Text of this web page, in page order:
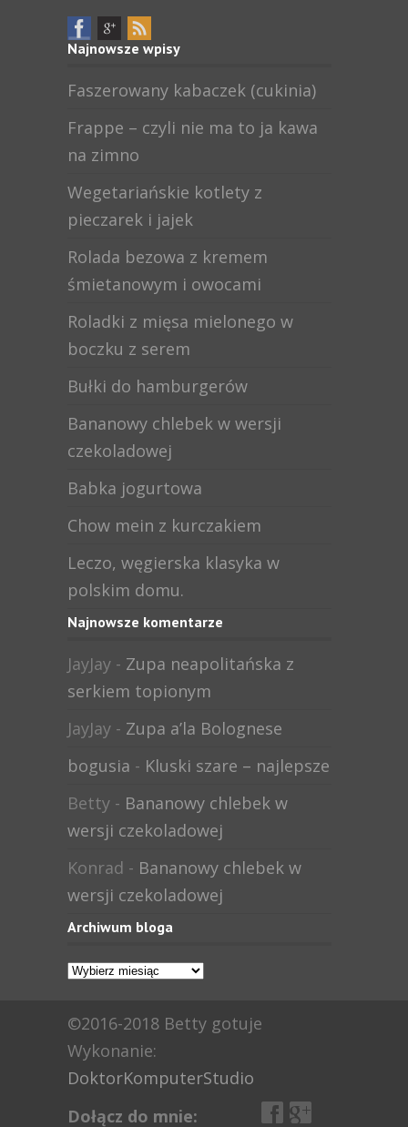
Najnowsze wpisy
Faszerowany kabaczek (cukinia)
Frappe – czyli nie ma to ja kawa
na zimno
Wegetariańskie kotlety z
pieczarek i jajek
Rolada bezowa z kremem
śmietanowym i owocami
Roladki z mięsa mielonego w
boczku z serem
Bułki do hamburgerów
Bananowy chlebek w wersji
czekoladowej
Babka jogurtowa
Chow mein z kurczakiem
Leczo, węgierska klasyka w
polskim domu.
Najnowsze komentarze
JayJay - Zupa neapolitańska z
serkiem topionym
JayJay - Zupa a’la Bolognese
bogusia - Kluski szare – najlepsze
Betty - Bananowy chlebek w
wersji czekoladowej
Konrad - Bananowy chlebek w
wersji czekoladowej
Archiwum bloga
Archiwum
©2016-2018 Betty gotuje
Wykonanie:
DoktorKomputerStudio
Dołącz do mnie: